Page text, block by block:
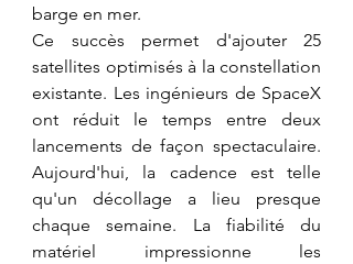
barge en mer.
​Ce succès permet d'ajouter 25
satellites optimisés à la constellation
existante. Les ingénieurs de SpaceX
ont réduit le temps entre deux
lancements de façon spectaculaire.
Aujourd'hui, la cadence est telle
qu'un décollage a lieu presque
chaque semaine. La fiabilité du
matériel impressionne les